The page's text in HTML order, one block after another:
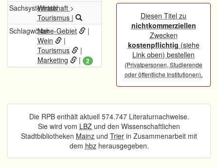
Sachsystematik
Wirtschaft >
Tourismus |
SchlagwörterNahe-Gebiet
|
Wein
|
Tourismus
|
Marketing
| 2
Diesen Titel zu
nichtkommerziellen
Zwecken
kostenpflichtig (siehe
Link oben) bestellen
(Privatpersonen, Studierende
oder öffentliche Institutionen).
Die RPB enthält aktuell 574.747 Literaturnachweise.
Sie wird vom LBZ und den Wissenschaftlichen
Stadtbibliotheken Mainz und Trier in Zusammenarbeit mit
dem hbzherausgegeben.